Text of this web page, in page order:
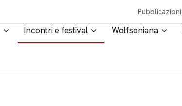
Pubblicazioni
Incontri e festival Wolfsoniana